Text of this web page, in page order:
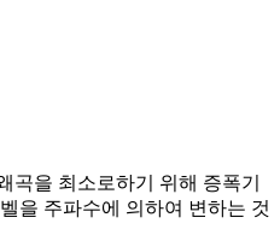
곡을 최소로하기 위해 증폭기
을 주파수에 의하여 변하는 것